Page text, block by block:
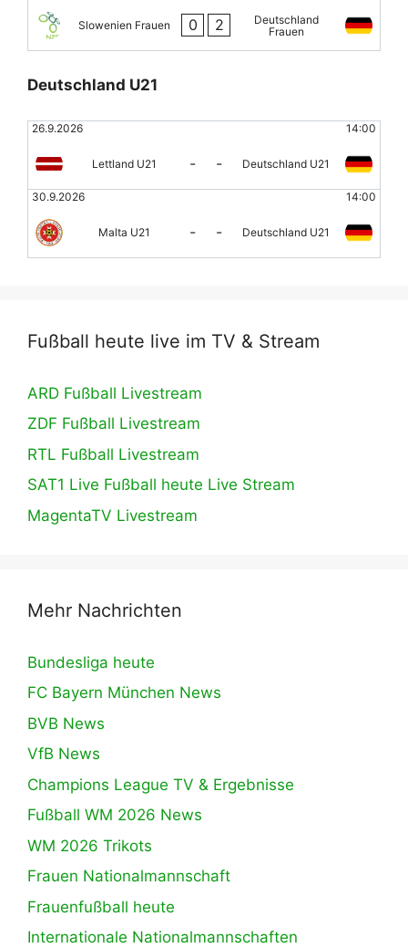
Slowenien Frauen 0 2
Deutschland
Frauen
Deutschland U21
26.9.2026 14:00
Lettland U21 - - Deutschland U21
30.9.2026 14:00
Malta U21 - - Deutschland U21
Fußball heute live im TV & Stream
ARD Fußball Livestream
ZDF Fußball Livestream
RTL Fußball Livestream
SAT1 Live Fußball heute Live Stream
MagentaTV Livestream
Mehr Nachrichten
Bundesliga heute
FC Bayern München News
BVB News
VfB News
Champions League TV & Ergebnisse
Fußball WM 2026 News
WM 2026 Trikots
Frauen Nationalmannschaft
Frauenfußball heute
Internationale Nationalmannschaften